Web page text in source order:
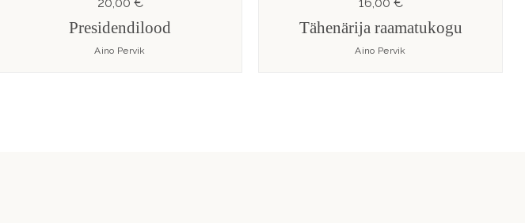
20,00 €
Presidendilood
Aino Pervik
16,00 €
Tähenärija raamatukogu
Aino Pervik